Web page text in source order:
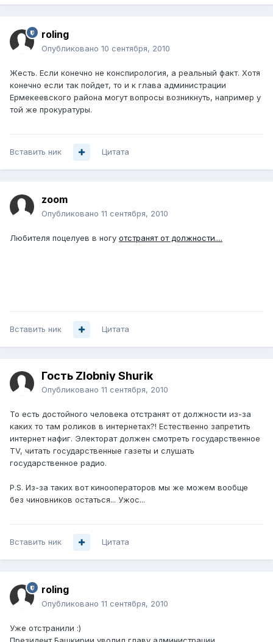
roling
Опубликовано 10 сентября, 2010
Жесть. Если конечно не конспирология, а реальный факт. Хотя
конечно если так пойдет, то и к глава администрации
Ермекеевского района могут вопросы возникнуть, например у
той же прокуратуры.
Вставить ник Цитата
zoom
Опубликовано 11 сентября, 2010
Любителя поцелуев в ногу отстранят от должности....
Вставить ник Цитата
Гость Zlobniy Shurik
Опубликовано 11 сентября, 2010
То есть достойного человека отстранят от должности из-за
каких то там роликов в интернетах?! Естественно запретить
интернет нафиг. Электорат должен смотреть государственное
TV, читать государственные газеты и слушать
государственное радио.
P.S. Из-за таких вот кинооператоров мы же можем вообще
без чиновников остаться... Ужос...
Вставить ник Цитата
roling
Опубликовано 11 сентября, 2010
Уже отстранили :)